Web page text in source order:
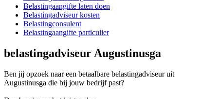
Belastingaangifte laten doen
Belastingadviseur kosten
Belastingconsulent
Belastingaangifte particulier
belastingadviseur Augustinusga
Ben jij opzoek naar een betaalbare belastingadviseur uit
Augustinusga die bij jouw bedrijf past?